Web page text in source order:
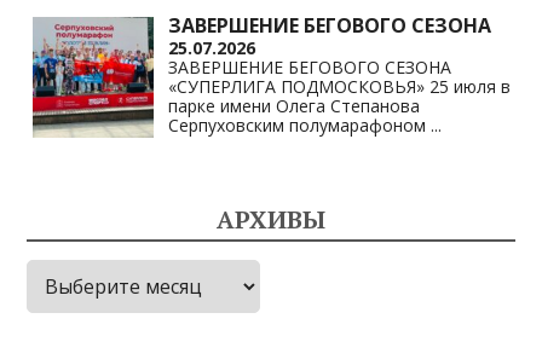
ЗАВЕРШЕНИЕ БЕГОВОГО СЕЗОНА
25.07.2026
ЗАВЕРШЕНИЕ БЕГОВОГО СЕЗОНА
«СУПЕРЛИГА ПОДМОСКОВЬЯ» 25 июля в
парке имени Олега Степанова
Серпуховским полумарафоном ...
АРХИВЫ
Архивы